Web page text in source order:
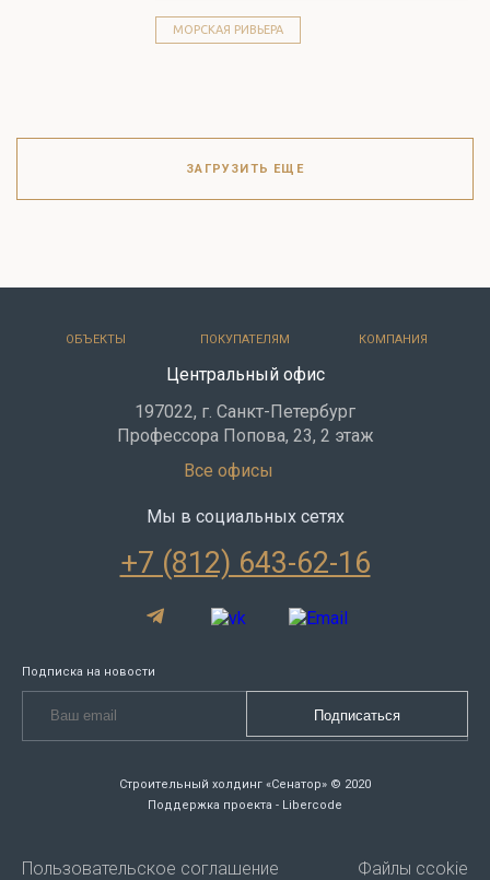
МОРСКАЯ РИВЬЕРА
ЗАГРУЗИТЬ ЕЩЕ
ОБЪЕКТЫ ПОКУПАТЕЛЯМ КОМПАНИЯ
Центральный офис
197022, г. Санкт-Петербург
Профессора Попова, 23, 2 этаж
Все офисы
Мы в социальных сетях
+7 (812) 643-62-16
Подписка на новости
Строительный холдинг «Сенатор» © 2020
Поддержка проекта - Libercode
Пользовательское соглашение
Файлы ccokie